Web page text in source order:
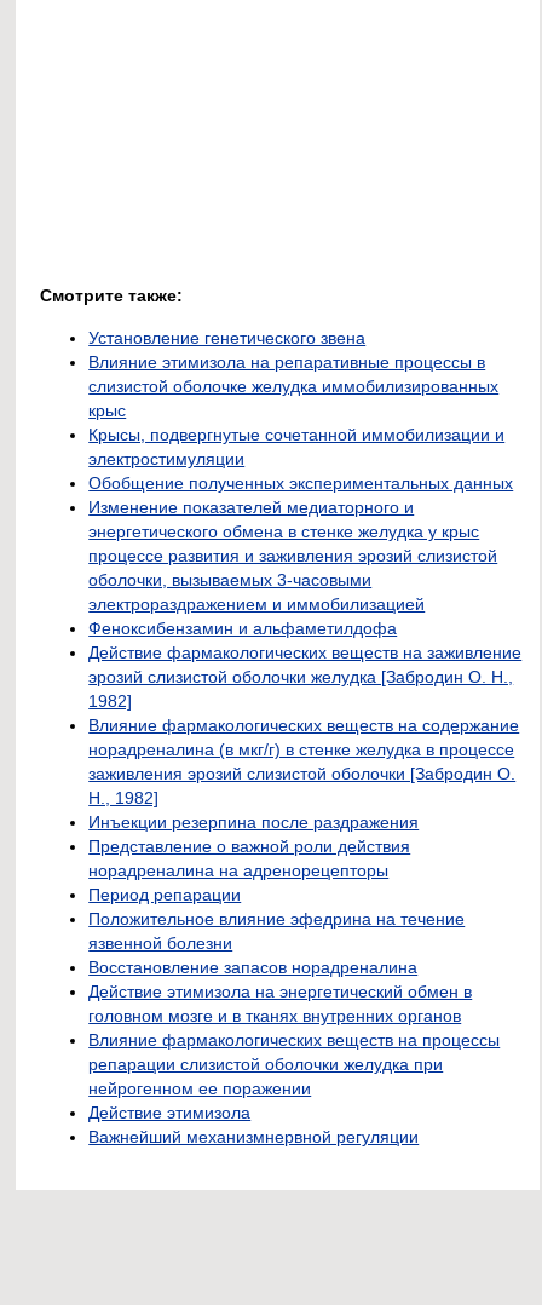
Смотрите также:
Установление генетического звена
Влияние этимизола на репаративные процессы в
слизистой оболочке желудка иммобилизированных
крыс
Крысы, подвергнутые сочетанной иммобилизации и
электростимуляции
Обобщение полученных экспериментальных данных
Изменение показателей медиаторного и
энергетического обмена в стенке желудка у крыс
процессе развития и заживления эрозий слизистой
оболочки, вызываемых 3-часовыми
электрораздражением и иммобилизацией
Феноксибензамин и альфаметилдофа
Действие фармакологических веществ на заживление
эрозий слизистой оболочки желудка [Забродин О. Н.,
1982]
Влияние фармакологических веществ на содержание
норадреналина (в мкг/г) в стенке желудка в процессе
заживления эрозий слизистой оболочки [Забродин О.
Н., 1982]
Инъекции резерпина после раздражения
Представление о важной роли действия
норадреналина на адренорецепторы
Период репарации
Положительное влияние эфедрина на течение
язвенной болезни
Восстановление запасов норадреналина
Действие этимизола на энергетический обмен в
головном мозге и в тканях внутренних органов
Влияние фармакологических веществ на процессы
репарации слизистой оболочки желудка при
нейрогенном ее поражении
Действие этимизола
Важнейший механизмнервной регуляции